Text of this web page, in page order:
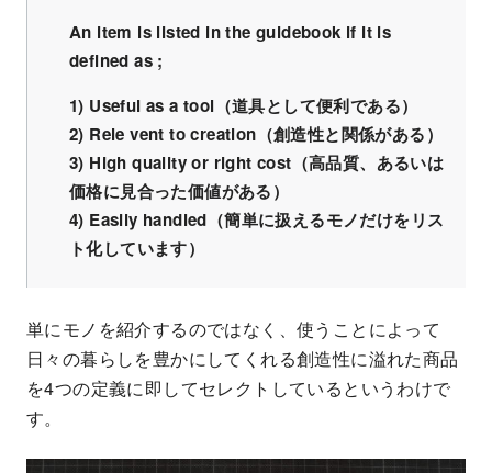
An item is listed in the guidebook if it is
defined as ;
1) Useful as a tool（道具として便利である）
2) Rele vent to creation（創造性と関係がある）
3) High quality or right cost（高品質、あるいは
価格に見合った価値がある）
4) Easily handled（簡単に扱えるモノだけをリス
ト化しています）
単にモノを紹介するのではなく、使うことによって
日々の暮らしを豊かにしてくれる創造性に溢れた商品
を4つの定義に即してセレクトしているというわけで
す。